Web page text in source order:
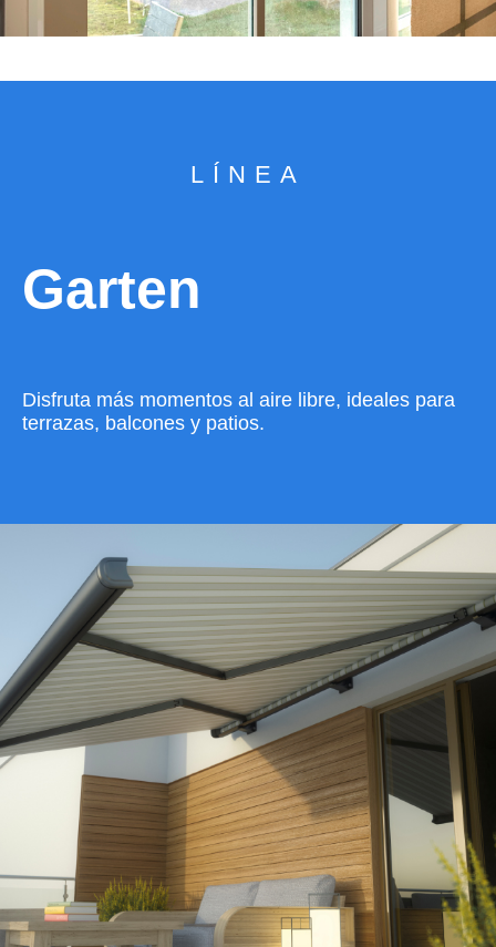
LÍNEA
Garten
Disfruta más momentos al aire libre, ideales para
terrazas, balcones y patios.
VER CATÁLOGO